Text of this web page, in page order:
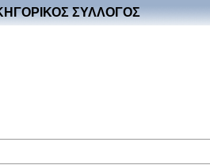
ΣΥΛΛΟΓΟΣ